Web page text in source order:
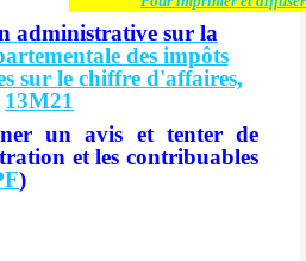
administrative sur la
des impôts
sur le chiffre d'affaires,
13M21
un avis et tenter de
et les contribuables
)